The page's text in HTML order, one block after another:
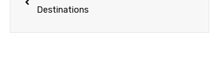
Destinations